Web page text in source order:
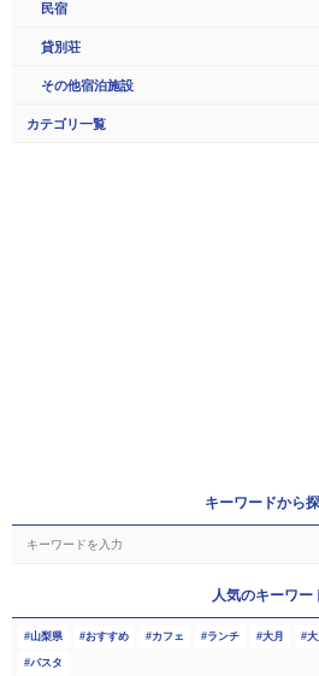
民宿
貸別荘
その他宿泊施設
カテゴリ一覧
キーワードから
人気のキーワー
山梨県 おすすめ カフェ ランチ 大月
パスタ